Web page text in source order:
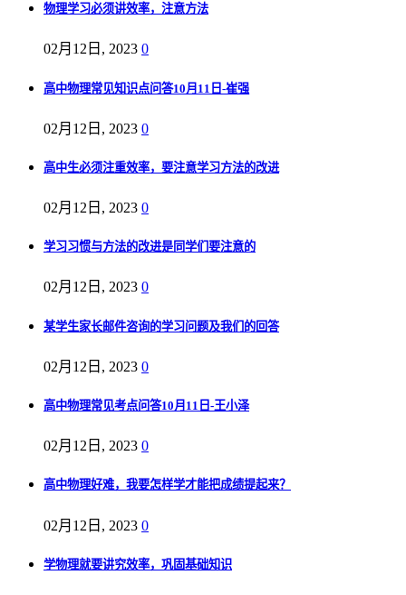
物理学习必须讲效率，注意方法
02月12日, 2023 0
高中物理常见知识点问答10月11日-崔强
02月12日, 2023 0
高中生必须注重效率，要注意学习方法的改进
02月12日, 2023 0
学习习惯与方法的改进是同学们要注意的
02月12日, 2023 0
某学生家长邮件咨询的学习问题及我们的回答
02月12日, 2023 0
高中物理常见考点问答10月11日-王小泽
02月12日, 2023 0
高中物理好难，我要怎样学才能把成绩提起来？
02月12日, 2023 0
学物理就要讲究效率，巩固基础知识